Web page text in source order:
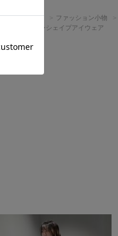
HOME MEN ファッション小物
メタルポリゴンシェイプアイウェア